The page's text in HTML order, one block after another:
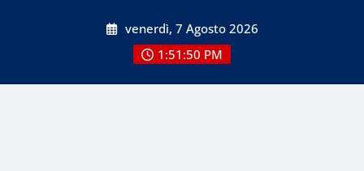
venerdì, 7 Agosto 2026
1:51:52 PM